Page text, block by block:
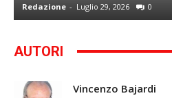
Redazione - Luglio 29, 2026 0
AUTORI
Vincenzo Bajardi